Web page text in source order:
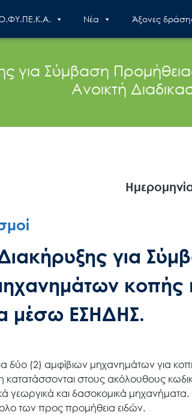
Nέα Άξονες
για Σύμβαση
Ανοικτή
για
κοπής
μέσω ΕΣΗΔΗΣ.
δύο (2) αμφίβιων μηχανημάτων για
κατατάσσονται στους ακόλουθους
γεωργικά και δασοκομικά μηχανήματα.
των προς προμήθεια ειδών.